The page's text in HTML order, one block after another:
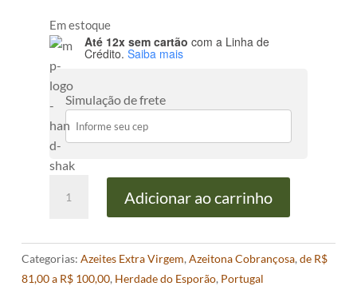
Em estoque
Até 12x sem cartão com a Linha de
Crédito. Saiba mais
Simulação de frete
Herdade
do
Esporão
Adicionar ao carrinho
Categorias: Azeites Extra Virgem, Azeitona Cobrançosa, de R$
81,00 a R$ 100,00, Herdade do Esporão, Portugal